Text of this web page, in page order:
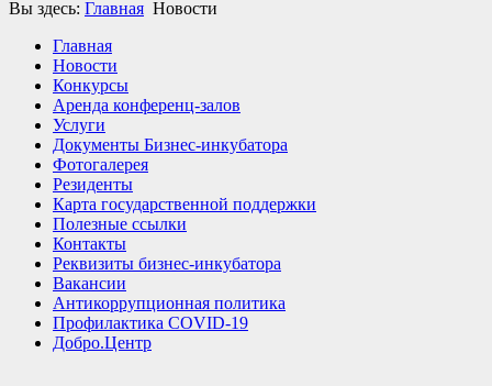
Вы здесь: Главная Новости
Главная
Новости
Конкурсы
Аренда конференц-залов
Услуги
Документы Бизнес-инкубатора
Фотогалерея
Резиденты
Карта государственной поддержки
Полезные ссылки
Контакты
Реквизиты бизнес-инкубатора
Вакансии
Антикоррупционная политика
Профилактика COVID-19
Добро.Центр